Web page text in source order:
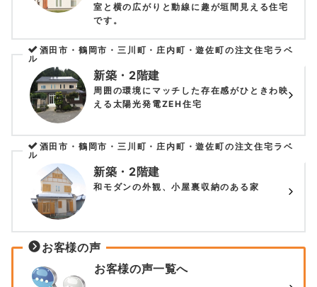
室と横の広がりと動線に趣が垣間見える住宅
です。
酒田市・鶴岡市・三川町・庄内町・遊佐町の注文住宅ラベ
ル
新築・2階建
周囲の環境にマッチした存在感がひときわ映
える太陽光発電ZEH住宅
酒田市・鶴岡市・三川町・庄内町・遊佐町の注文住宅ラベ
ル
新築・2階建
和モダンの外観、小屋裏収納のある家
お客様の声
お客様の声一覧へ